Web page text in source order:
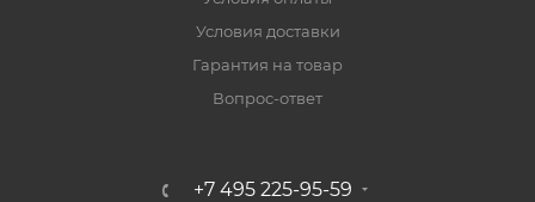
Условия доставки
Гарантия на товар
Вопрос-ответ
+7 495 225-95-59